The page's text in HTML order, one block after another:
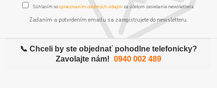
Súhlasím sospracovaním osobných údajov za účelom zasielania newslettera.
Zadaním a potvrdením emailu sa zaregistrujete do newsletteru.
📞 Chceli by ste objednať pohodlne telefonicky?
Zavolajte nám! 0940 002 489